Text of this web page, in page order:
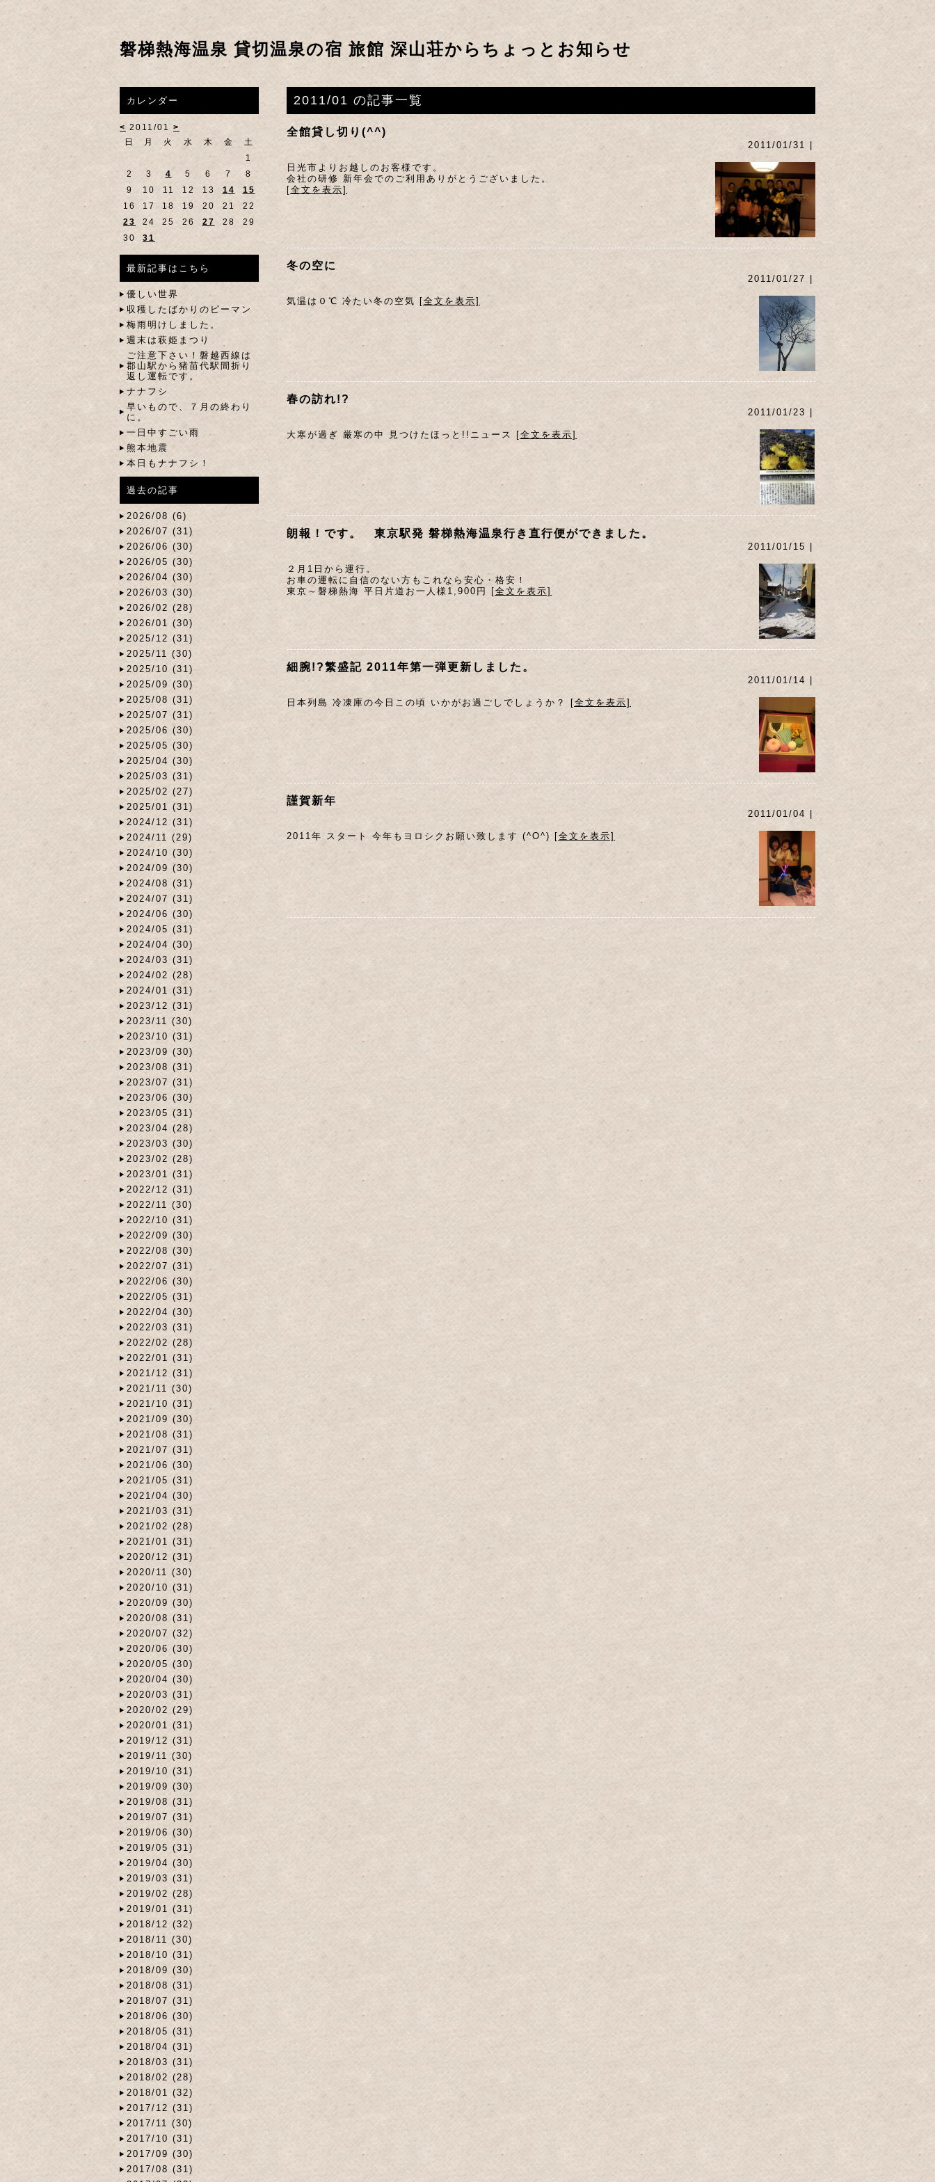
磐梯熱海温泉 貸切温泉の宿 旅館 深山荘からちょっとお知らせ
2011/01 の記事一覧
全館貸し切り(^^)
2011/01/31 |
日光市よりお越しのお客様です。
会社の研修 新年会でのご利用ありがとうございました。
[全文を表示]
冬の空に
2011/01/27 |
気温は０℃ 冷たい冬の空気 [全文を表示]
春の訪れ!?
2011/01/23 |
大寒が過ぎ 厳寒の中 見つけたほっと!!ニュース [全文を表示]
朗報！です。 東京駅発 磐梯熱海温泉行き直行便ができました。
2011/01/15 |
２月1日から運行。
お車の運転に自信のない方もこれなら安心・格安！
東京～磐梯熱海 平日片道お一人様1,900円 [全文を表示]
細腕!?繁盛記 2011年第一弾更新しました。
2011/01/14 |
日本列島 冷凍庫の今日この頃 いかがお過ごしでしょうか？ [全文を表示]
謹賀新年
2011/01/04 |
2011年 スタート 今年もヨロシクお願い致します (^O^) [全文を表示]
カレンダー
< 2011/01 >
日
月 火 水 木 金
土
1
2
3 4 5 6 7
8
9
10 11 12 13 14
15
16
17 18 19 20 21
22
23
24 25 26 27 28
29
30
31
最新記事はこちら
優しい世界
収穫したばかりのピーマン
梅雨明けしました。
週末は萩姫まつり
ご注意下さい！磐越西線は
郡山駅から猪苗代駅間折り
返し運転です。
ナナフシ
早いもので、７月の終わり
に。
一日中すごい雨
熊本地震
本日もナナフシ！
過去の記事
2026/08 (6)
2026/07 (31)
2026/06 (30)
2026/05 (30)
2026/04 (30)
2026/03 (30)
2026/02 (28)
2026/01 (30)
2025/12 (31)
2025/11 (30)
2025/10 (31)
2025/09 (30)
2025/08 (31)
2025/07 (31)
2025/06 (30)
2025/05 (30)
2025/04 (30)
2025/03 (31)
2025/02 (27)
2025/01 (31)
2024/12 (31)
2024/11 (29)
2024/10 (30)
2024/09 (30)
2024/08 (31)
2024/07 (31)
2024/06 (30)
2024/05 (31)
2024/04 (30)
2024/03 (31)
2024/02 (28)
2024/01 (31)
2023/12 (31)
2023/11 (30)
2023/10 (31)
2023/09 (30)
2023/08 (31)
2023/07 (31)
2023/06 (30)
2023/05 (31)
2023/04 (28)
2023/03 (30)
2023/02 (28)
2023/01 (31)
2022/12 (31)
2022/11 (30)
2022/10 (31)
2022/09 (30)
2022/08 (30)
2022/07 (31)
2022/06 (30)
2022/05 (31)
2022/04 (30)
2022/03 (31)
2022/02 (28)
2022/01 (31)
2021/12 (31)
2021/11 (30)
2021/10 (31)
2021/09 (30)
2021/08 (31)
2021/07 (31)
2021/06 (30)
2021/05 (31)
2021/04 (30)
2021/03 (31)
2021/02 (28)
2021/01 (31)
2020/12 (31)
2020/11 (30)
2020/10 (31)
2020/09 (30)
2020/08 (31)
2020/07 (32)
2020/06 (30)
2020/05 (30)
2020/04 (30)
2020/03 (31)
2020/02 (29)
2020/01 (31)
2019/12 (31)
2019/11 (30)
2019/10 (31)
2019/09 (30)
2019/08 (31)
2019/07 (31)
2019/06 (30)
2019/05 (31)
2019/04 (30)
2019/03 (31)
2019/02 (28)
2019/01 (31)
2018/12 (32)
2018/11 (30)
2018/10 (31)
2018/09 (30)
2018/08 (31)
2018/07 (31)
2018/06 (30)
2018/05 (31)
2018/04 (31)
2018/03 (31)
2018/02 (28)
2018/01 (32)
2017/12 (31)
2017/11 (30)
2017/10 (31)
2017/09 (30)
2017/08 (31)